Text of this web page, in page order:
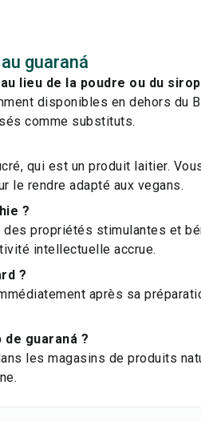
guaraná
lieu de la poudre ou du sirop
disponibles en dehors du
comme substituts.
qui est un produit laitier.
le rendre adapté aux vegans.
?
des propriétés stimulantes et
intellectuelle accrue.
?
après sa
guaraná ?
les magasins de produits